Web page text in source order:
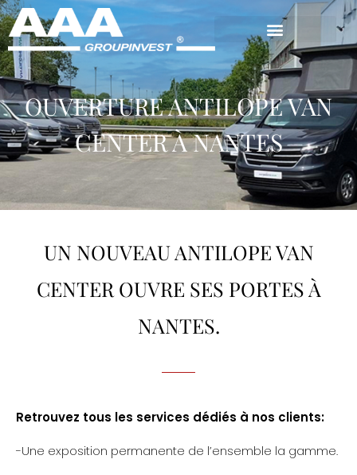
OUVERTURE ANTILOPE VAN
CENTER À NANTES
UN NOUVEAU ANTILOPE VAN
CENTER OUVRE SES PORTES À
NANTES.
Retrouvez tous les services dédiés à nos clients:
-Une exposition permanente de l’ensemble la gamme.